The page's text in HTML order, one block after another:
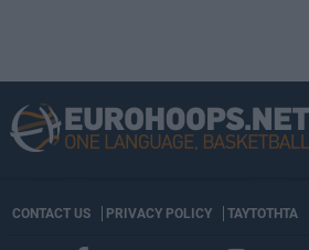
CONTACT US PRIVACY POLICY ΤΑΥΤΟΤΗΤΑ